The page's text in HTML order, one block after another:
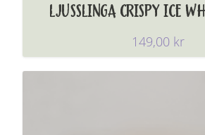
LJUSSLINGA CRISPY ICE
149,00 kr